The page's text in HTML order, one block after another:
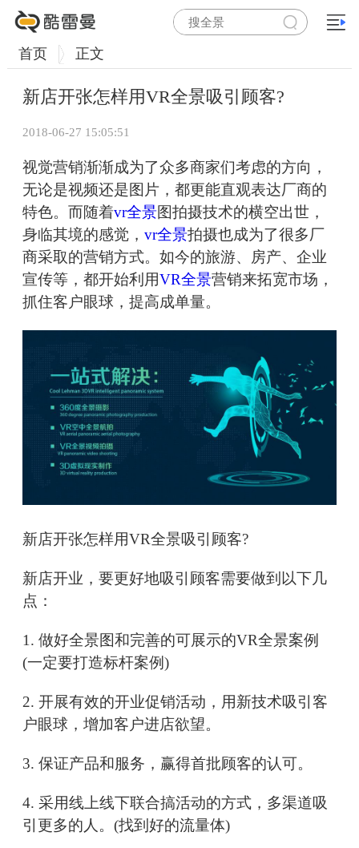
首页 正文
新店开张怎样用VR全景吸引顾客?
2018-06-27 15:05:51
视觉营销渐渐成为了众多商家们考虑的方向，
无论是视频还是图片，都更能直观表达厂商的
特色。而随着vr全景图拍摄技术的横空出世，
身临其境的感觉， vr全景拍摄也成为了很多厂
商采取的营销方式。如今的旅游、房产、企业
宣传等，都开始利用VR全景营销来拓宽市场，
抓住客户眼球，提高成单量。
新店开张怎样用VR全景吸引顾客?
新店开业，要更好地吸引顾客需要做到以下几
点：
1. 做好全景图和完善的可展示的VR全景案例
(一定要打造标杆案例)
2. 开展有效的开业促销活动，用新技术吸引客
户眼球，增加客户进店欲望。
3. 保证产品和服务，赢得首批顾客的认可。
4. 采用线上线下联合搞活动的方式，多渠道吸
引更多的人。(找到好的流量体)